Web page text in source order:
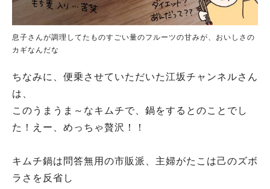
息子さんが調理してたものすごい量のフルーツの甘みが、おいしさの
カギなんだな
ちなみに、便乗させていただいた江坂チャンネルさん
は、
このうまうま～なキムチで、鍋をするとのことでし
た！えー、めっちゃ贅沢！！
キムチ鍋は問答無用の市販派、主婦がたこは己のズボ
ラさを反省し